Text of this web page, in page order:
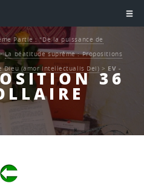
36
Partie : "De la puissance de
La béatitude suprême : Propositions
Dieu (amor intellectualis Dei) > EV -